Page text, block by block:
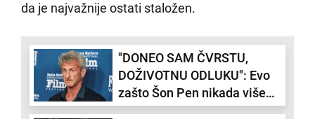
da je najvažnije ostati staložen.
"DONEO SAM ČVRSTU,
DOŽIVOTNU ODLUKU": Evo
zašto Šon Pen nikada više
neće prisustvovati dodeli